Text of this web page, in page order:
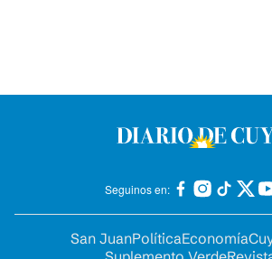
Seguinos en:
San JuanPolíticaEconomía